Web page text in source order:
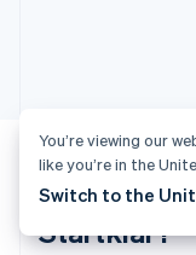
Startklar?
Malta
English
Mexiko
You’re viewing our
like you’re in the
Switch to the